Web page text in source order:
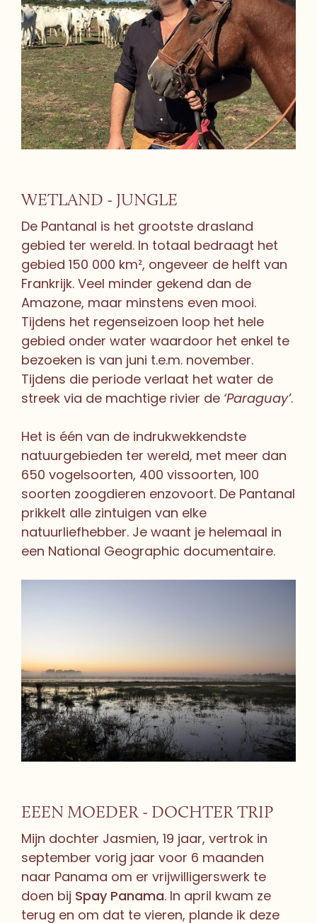
WETLAND - JUNGLE
De Pantanal is het grootste drasland
gebied ter wereld. In totaal bedraagt het
gebied 150 000 km², ongeveer de helft van
Frankrijk. Veel minder gekend dan de
Amazone, maar minstens even mooi.
Tijdens het regenseizoen loop het hele
gebied onder water waardoor het enkel te
bezoeken is van juni t.e.m. november.
Tijdens die periode verlaat het water de
streek via de machtige rivier de ‘Paraguay’.
Het is één van de indrukwekkendste
natuurgebieden ter wereld, met meer dan
650 vogelsoorten, 400 vissoorten, 100
soorten zoogdieren enzovoort. De Pantanal
prikkelt alle zintuigen van elke
natuurliefhebber. Je waant je helemaal in
een National Geographic documentaire.
EEEN MOEDER - DOCHTER TRIP
Mijn dochter Jasmien, 19 jaar, vertrok in
september vorig jaar voor 6 maanden
naar Panama om er vrijwilligerswerk te
doen bij Spay Panama. In april kwam ze
terug en om dat te vieren, plande ik deze